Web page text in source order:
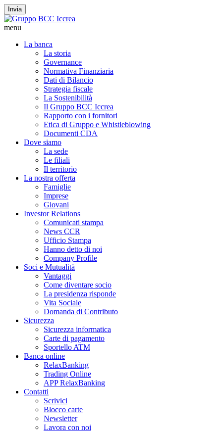
Invia
menu
La banca
La storia
Governance
Normativa Finanziaria
Dati di Bilancio
Strategia fiscale
La Sostenibilità
Il Gruppo BCC Iccrea
Rapporto con i fornitori
Etica di Gruppo e Whistleblowing
Documenti CDA
Dove siamo
La sede
Le filiali
Il territorio
La nostra offerta
Famiglie
Imprese
Giovani
Investor Relations
Comunicati stampa
News CCR
Ufficio Stampa
Hanno detto di noi
Company Profile
Soci e Mutualità
Vantaggi
Come diventare socio
La presidenza risponde
Vita Sociale
Domanda di Contributo
Sicurezza
Sicurezza informatica
Carte di pagamento
Sportello ATM
Banca online
RelaxBanking
Trading Online
APP RelaxBanking
Contatti
Scrivici
Blocco carte
Newsletter
Lavora con noi